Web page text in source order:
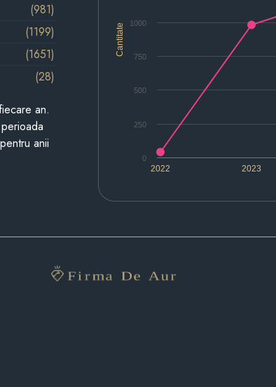
Cantitate
2022 2023
0
250
500
750
1000
(981)
(1199)
(1651)
(28)
an.
anii